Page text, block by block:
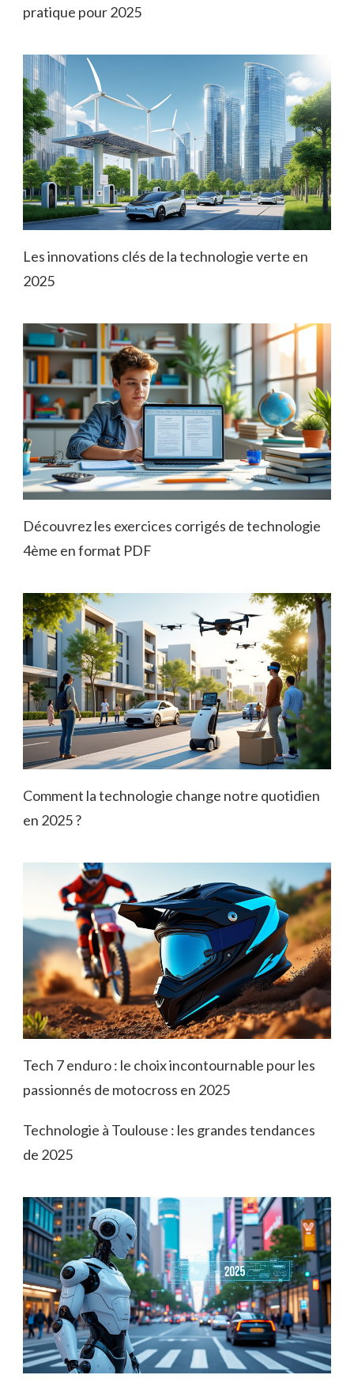
pratique pour 2025
Les innovations clés de la technologie verte en
2025
Découvrez les exercices corrigés de technologie
4ème en format PDF
Comment la technologie change notre quotidien
en 2025 ?
Tech 7 enduro : le choix incontournable pour les
passionnés de motocross en 2025
Technologie à Toulouse : les grandes tendances
de 2025